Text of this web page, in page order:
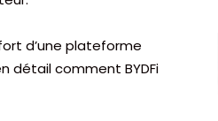
d’une plateforme
détail comment BYDFi